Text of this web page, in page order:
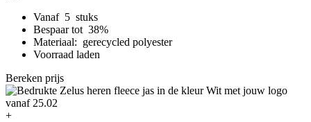
Vanaf 5 stuks
Bespaar tot 38%
Materiaal: gerecycled polyester
Voorraad laden
Bereken prijs
+